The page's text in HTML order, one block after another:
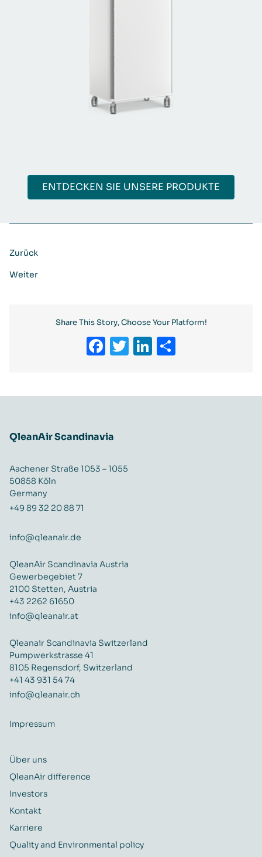
ENTDECKEN SIE UNSERE PRODUKTE
Zurück
Weiter
Share This Story, Choose Your Platform!
Facebook
Twitter
LinkedIn
QleanAir Scandinavia
Aachener Straße 1053 – 1055
50858 Köln
Germany
+49 89 32 20 88 71
info@qleanair.de
QleanAir Scandinavia Austria
Gewerbegebiet 7
2100 Stetten, Austria
+43 2262 61650
info@qleanair.at
Qleanair Scandinavia Switzerland
Pumpwerkstrasse 41
8105 Regensdorf, Switzerland
+41 43 931 54 74
info@qleanair.ch
Impressum
Über uns
QleanAir difference
Investors
Kontakt
Karriere
Quality and Environmental policy